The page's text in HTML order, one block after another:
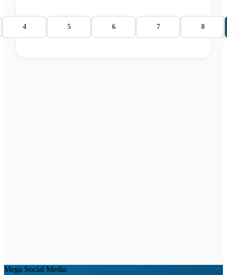
4 5 6 7 8
Mega Social Media